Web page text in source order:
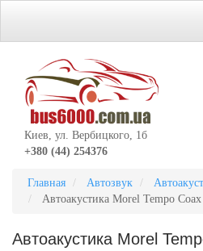
Киев, ул. Вербицкого, 1б
+380 (44) 254376
Главная Автозвук
Автоакустика Morel Tempo
Автоакустика Morel